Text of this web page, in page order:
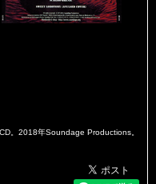
。2018年Soundage Productions。